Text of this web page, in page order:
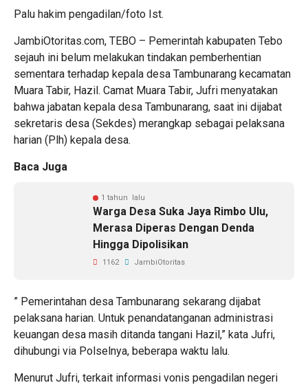
Palu hakim pengadilan/foto Ist.
JambiOtoritas.com, TEBO – Pemerintah kabupaten Tebo
sejauh ini belum melakukan tindakan pemberhentian
sementara terhadap kepala desa Tambunarang kecamatan
Muara Tabir, Hazil. Camat Muara Tabir, Jufri menyatakan
bahwa jabatan kepala desa Tambunarang, saat ini dijabat
sekretaris desa (Sekdes) merangkap sebagai pelaksana
harian (Plh) kepala desa.
Baca Juga
1 tahun lalu
Warga Desa Suka Jaya Rimbo Ulu,
Merasa Diperas Dengan Denda
Hingga Dipolisikan
1162 JambiOtoritas
” Pemerintahan desa Tambunarang sekarang dijabat
pelaksana harian. Untuk penandatanganan administrasi
keuangan desa masih ditanda tangani Hazil,” kata Jufri,
dihubungi via Polselnya, beberapa waktu lalu.
Menurut Jufri, terkait informasi vonis pengadilan negeri